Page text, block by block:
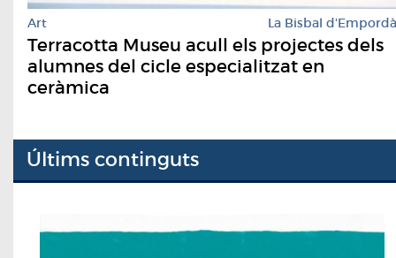
Art La Bisbal d'Empordà
Terracotta Museu acull els projectes dels
alumnes del cicle especialitzat en
ceràmica
Últims continguts